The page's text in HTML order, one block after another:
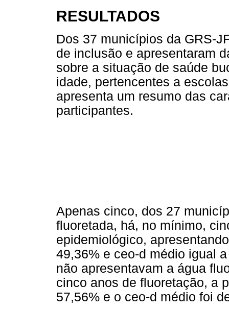
RESULTADOS
Dos 37 municípios da GRS-
de inclusão e apresentaram
sobre a situação de saúde
idade, pertencentes a
apresenta um resumo das
participantes.
Apenas cinco, dos 27
fluoretada, há, no mínimo,
epidemiológico,
49,36% e ceo-d médio igual
não apresentavam a água
cinco anos de fluoretação, a
57,56% e o ceo-d médio foi